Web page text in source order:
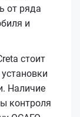
от ряда
и
стоит
Наличие
контроля